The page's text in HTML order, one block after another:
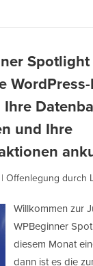
und Ihre
| Offenlegung durch
Willkommen zur
WPBeginner
diesem Monat
dann ist es die